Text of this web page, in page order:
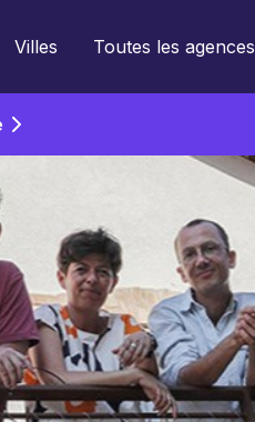
Villes Toutes les agences